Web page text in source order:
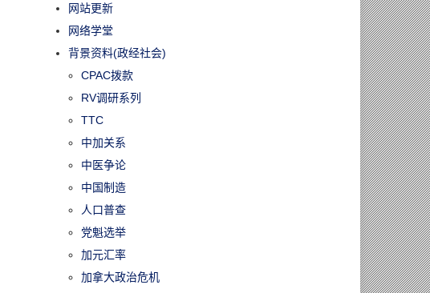
网站更新
网络学堂
背景资料(政经社会)
CPAC拨款
RV调研系列
TTC
中加关系
中医争论
中国制造
人口普查
党魁选举
加元汇率
加拿大政治危机